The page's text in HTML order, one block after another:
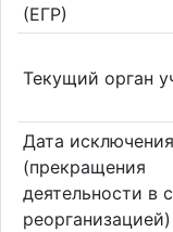
(ЕГР)
Текущий орган
Дата
(прекращения
деятельности в
реорганизацией)